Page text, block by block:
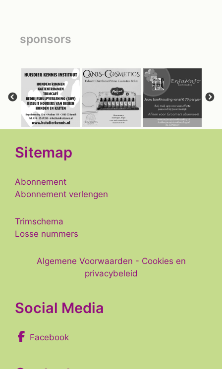
sponsors
Sitemap
Abonnement
Abonnement verlengen
Trimschema
Losse nummers
Algemene Voorwaarden - Cookies en
privacybeleid
Social Media
Facebook